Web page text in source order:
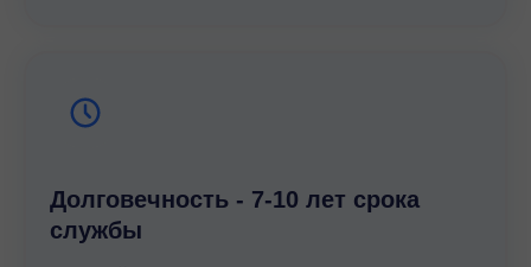
Долговечность - 7-10 лет срока
службы